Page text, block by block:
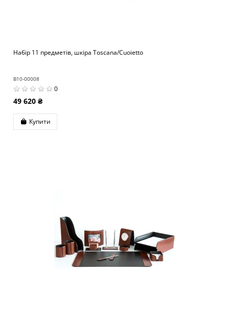
Набір 11 предметів, шкіра Toscana/Cuoietto
B10-00008
0
49 620 ₴
Купити